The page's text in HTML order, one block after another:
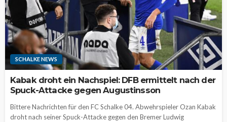
SCHALKE NEWS
Kabak droht ein Nachspiel: DFB ermittelt nach der
Spuck-Attacke gegen Augustinsson
Bittere Nachrichten für den FC Schalke 04. Abwehrspieler Ozan Kabak
droht nach seiner Spuck-Attacke gegen den Bremer Ludwig